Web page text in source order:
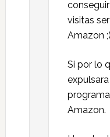
visitas
Amazon ;)
Si por lo
Amazon.